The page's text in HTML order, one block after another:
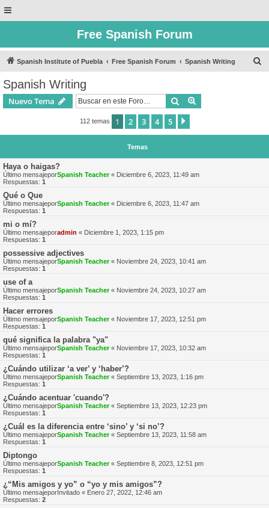
Free Spanish Forum
Spanish Institute of Puebla Free Spanish Forum Spanish Writing
Spanish Writing
Nuevo Tema Buscar
112 temas 1 2 3 4 5
Temas
Haya o haigas?
Último mensajeporSpanish Teacher« Diciembre 6, 2023, 11:49 am
Respuestas: 1
Qué o Que
Último mensajeporSpanish Teacher« Diciembre 6, 2023, 11:47 am
Respuestas: 1
mi o mí?
Último mensajeporadmin « Diciembre 1, 2023, 1:15 pm
Respuestas: 1
possessive adjectives
Último mensajeporSpanish Teacher« Noviembre 24, 2023, 10:41 am
Respuestas: 1
use of a
Último mensajeporSpanish Teacher« Noviembre 24, 2023, 10:27 am
Respuestas: 1
Hacer errores
Último mensajeporSpanish Teacher« Noviembre 17, 2023, 12:51 pm
Respuestas: 1
qué significa la palabra "ya"
Último mensajeporSpanish Teacher« Noviembre 17, 2023, 10:32 am
Respuestas: 1
¿Cuándo utilizar ‘a ver’ y ‘haber’?
Último mensajeporSpanish Teacher« Septiembre 13, 2023, 1:16 pm
Respuestas: 1
¿Cuándo acentuar 'cuando'?
Último mensajeporSpanish Teacher« Septiembre 13, 2023, 12:23 pm
Respuestas: 1
¿Cuál es la diferencia entre ‘sino’ y ‘si no’?
Último mensajeporSpanish Teacher« Septiembre 13, 2023, 11:58 am
Respuestas: 1
Diptongo
Último mensajeporSpanish Teacher« Septiembre 8, 2023, 12:51 pm
Respuestas: 1
¿“Mis amigos y yo” o “yo y mis amigos”?
Último mensajeporInvitado « Enero 27, 2022, 12:46 am
Respuestas: 2